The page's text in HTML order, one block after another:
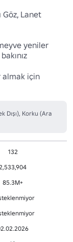
Göz, Lanet
yeniler
almak için
Dışı), Korku (Ara
132
85.3M+